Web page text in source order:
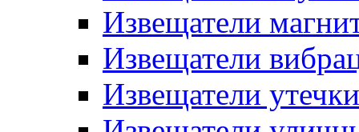
Извещатели
Извещатели
Извещатели утечки